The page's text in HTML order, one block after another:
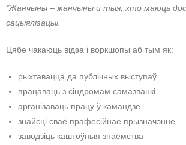
*Жанчыны – жанчыны и тыя, хто маюць
сацыялізацыі.
Цябе чакаюць відэа і воркшопы аб тым як:
рыхтавацца да публічных выступаў
працаваць з сіндромам самазванкі
арганізаваць працу ў камандзе
знайсці сваё прафесійнае прызначэнне
заводзіць каштоўныя знаёмства